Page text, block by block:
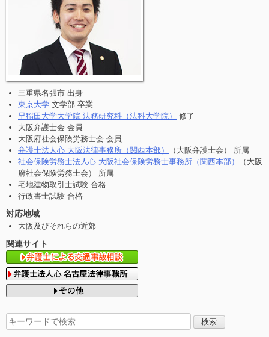
三重県名張市 出身
東京大学 文学部 卒業
早稲田大学大学院 法務研究科（法科大学院）
修了
大阪弁護士会 会員
大阪府社会保険労務士会 会員
弁護士法人心 大阪法律事務所（関西本部）
（大阪弁護士会） 所属
社会保険労務士法人心 大阪社会保険労務士事務所（関西本部）
（大阪
府社会保険労務士会） 所属
宅地建物取引士試験 合格
行政書士試験 合格
対応地域
大阪及びそれらの近郊
関連サイト
検
索